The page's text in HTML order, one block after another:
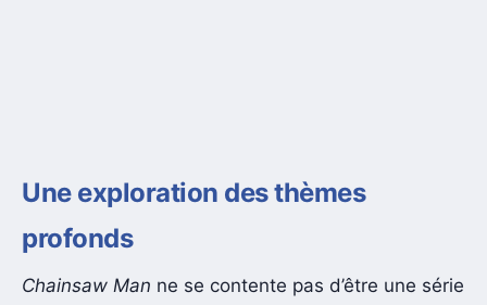
Une exploration des thèmes
profonds
Chainsaw Man ne se contente pas d’être une série